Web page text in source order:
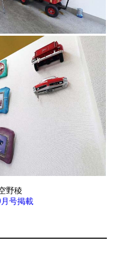
野稜
号掲載